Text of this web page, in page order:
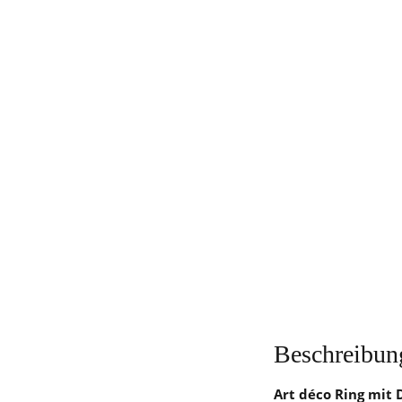
Art déco Ring mit